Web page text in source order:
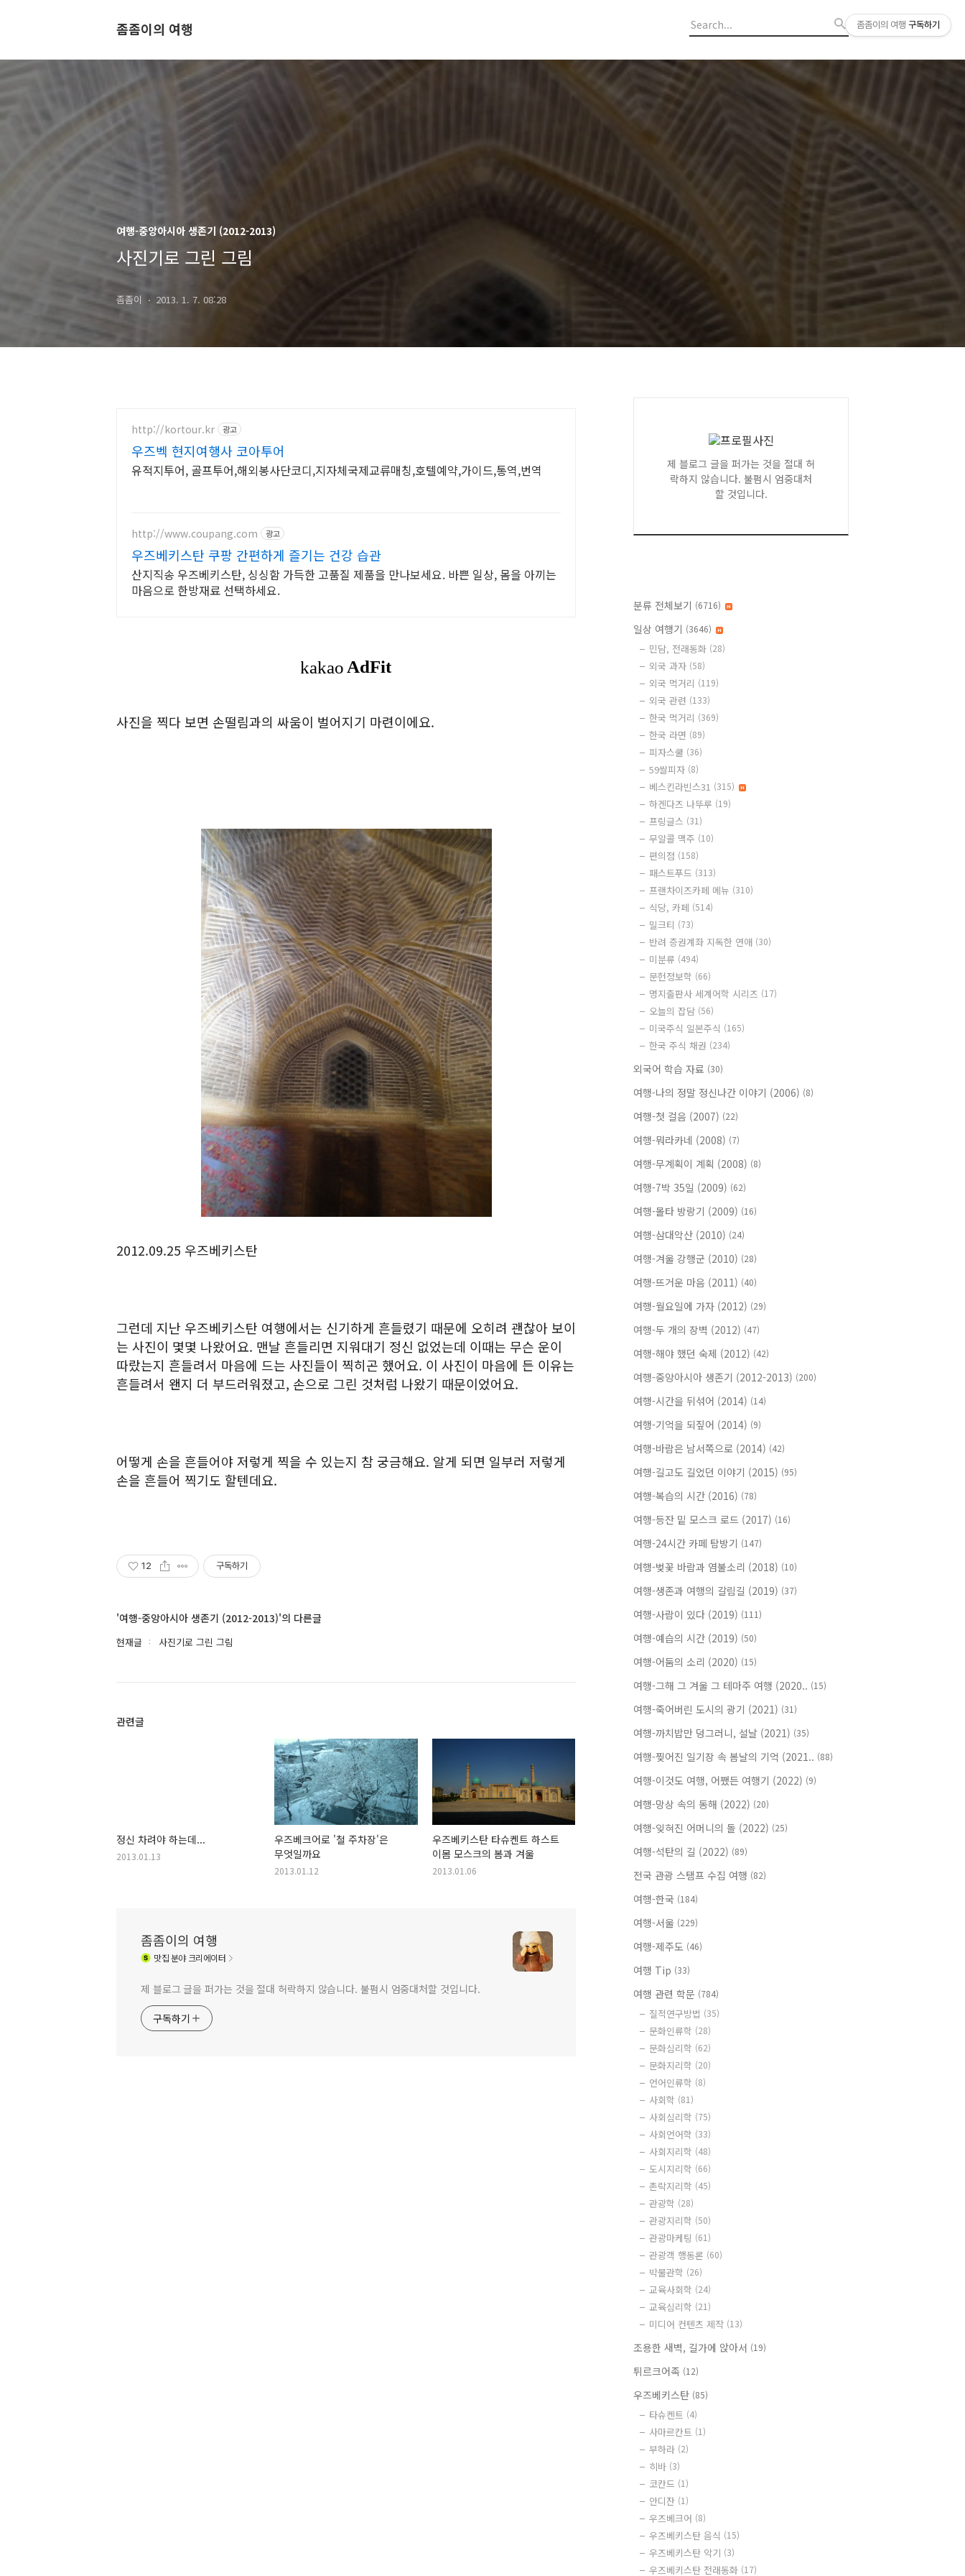
좀좀이의 여행
여행-중앙아시아 생존기 (2012-2013)
사진기로 그린 그림
좀좀이 2013. 1. 7. 08:28
http://kortour.kr 광고
우즈벡 현지여행사 코아투어
유적지투어, 골프투어,해외봉사단코디,지자체국제교류매칭,호텔예약,가이드,통역,번역
http://www.coupang.com 광고
우즈베키스탄 쿠팡 간편하게 즐기는 건강 습관
산지직송 우즈베키스탄, 싱싱함 가득한 고품질 제품을 만나보세요. 바쁜 일상, 몸을 아끼는
마음으로 한방재료 선택하세요.
사진을 찍다 보면 손떨림과의 싸움이 벌어지기 마련이에요.
2012.09.25 우즈베키스탄
그런데 지난 우즈베키스탄 여행에서는 신기하게 흔들렸기 때문에 오히려 괜찮아 보이
는 사진이 몇몇 나왔어요. 맨날 흔들리면 지워대기 정신 없었는데 이때는 무슨 운이
따랐는지 흔들려서 마음에 드는 사진들이 찍히곤 했어요. 이 사진이 마음에 든 이유는
흔들려서 왠지 더 부드러워졌고, 손으로 그린 것처럼 나왔기 때문이었어요.
어떻게 손을 흔들어야 저렇게 찍을 수 있는지 참 궁금해요. 알게 되면 일부러 저렇게
손을 흔들어 찍기도 할텐데요.
12 구독하기
'여행-중앙아시아 생존기 (2012-2013)'의 다른글
현재글 사진기로 그린 그림
관련글
정신 차려야 하는데...
2013.01.13
우즈베크어로 '철 주차장'은
무엇일까요
2013.01.12
우즈베키스탄 타슈켄트 하스트
이몸 모스크의 봄과 겨울
2013.01.06
좀좀이의 여행
맛집분야 크리에이터
제 블로그 글을 퍼가는 것을 절대 허락하지 않습니다. 불펌시 엄중대처할 것입니다.
구독하기
제 블로그 글을 퍼가는 것을 절대 허
락하지 않습니다. 불펌시 엄중대처
할 것입니다.
분류 전체보기 (6716)
일상 여행기 (3646)
민담, 전래동화 (28)
외국 과자 (58)
외국 먹거리 (119)
외국 관련 (133)
한국 먹거리 (369)
한국 라면 (89)
피자스쿨 (36)
59쌀피자 (8)
베스킨라빈스31 (315)
하겐다즈 나뚜루 (19)
프링글스 (31)
무알콜 맥주 (10)
편의점 (158)
패스트푸드 (313)
프랜차이즈카페 메뉴 (310)
식당, 카페 (514)
밀크티 (73)
반려 증권계좌 지독한 연애 (30)
미분류 (494)
문헌정보학 (66)
명지출판사 세계어학 시리즈 (17)
오늘의 잡담 (56)
미국주식 일본주식 (165)
한국 주식 채권 (234)
외국어 학습 자료 (30)
여행-나의 정말 정신나간 이야기 (2006) (8)
여행-첫 걸음 (2007) (22)
여행-뭐라카네 (2008) (7)
여행-무계획이 계획 (2008) (8)
여행-7박 35일 (2009) (62)
여행-몰타 방랑기 (2009) (16)
여행-삼대악산 (2010) (24)
여행-겨울 강행군 (2010) (28)
여행-뜨거운 마음 (2011) (40)
여행-월요일에 가자 (2012) (29)
여행-두 개의 장벽 (2012) (47)
여행-해야 했던 숙제 (2012) (42)
여행-중앙아시아 생존기 (2012-2013) (200)
여행-시간을 뒤섞어 (2014) (14)
여행-기억을 되짚어 (2014) (9)
여행-바람은 남서쪽으로 (2014) (42)
여행-길고도 길었던 이야기 (2015) (95)
여행-복습의 시간 (2016) (78)
여행-등잔 밑 모스크 로드 (2017) (16)
여행-24시간 카페 탐방기 (147)
여행-벚꽃 바람과 염불소리 (2018) (10)
여행-생존과 여행의 갈림길 (2019) (37)
여행-사람이 있다 (2019) (111)
여행-예습의 시간 (2019) (50)
여행-어둠의 소리 (2020) (15)
여행-그해 그 겨울 그 테마주 여행 (2020.. (15)
여행-죽어버린 도시의 광기 (2021) (31)
여행-까치밥만 덩그러니, 설날 (2021) (35)
여행-찢어진 일기장 속 봄날의 기억 (2021.. (88)
여행-이것도 여행, 어쨌든 여행기 (2022) (9)
여행-망상 속의 동해 (2022) (20)
여행-잊혀진 어머니의 돌 (2022) (25)
여행-석탄의 길 (2022) (89)
전국 관광 스탬프 수집 여행 (82)
여행-한국 (184)
여행-서울 (229)
여행-제주도 (46)
여행 Tip (33)
여행 관련 학문 (784)
질적연구방법 (35)
문화인류학 (28)
문화심리학 (62)
문화지리학 (20)
언어인류학 (8)
사회학 (81)
사회심리학 (75)
사회언어학 (33)
사회지리학 (48)
도시지리학 (66)
촌락지리학 (45)
관광학 (28)
관광지리학 (50)
관광마케팅 (61)
관광객 행동론 (60)
박물관학 (26)
교육사회학 (24)
교육심리학 (21)
미디어 컨텐츠 제작 (13)
조용한 새벽, 길가에 앉아서 (19)
튀르크어족 (12)
우즈베키스탄 (85)
타슈켄트 (4)
사마르칸트 (1)
부하라 (2)
히바 (3)
코칸드 (1)
안디잔 (1)
우즈베크어 (8)
우즈베키스탄 음식 (15)
우즈베키스탄 악기 (3)
우즈베키스탄 전래동화 (17)
좀좀이의 여행 구독하기